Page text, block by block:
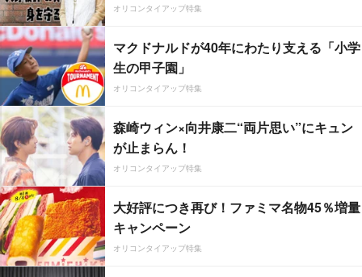
オリコンタイアップ特集
マクドナルドが40年にわたり支える「小学
生の甲子園」
オリコンタイアップ特集
森崎ウィン×向井康二“両片思い”にキュン
が止まらん！
オリコンタイアップ特集
大好評につき再び！ファミマ名物45％増量
キャンペーン
オリコンタイアップ特集